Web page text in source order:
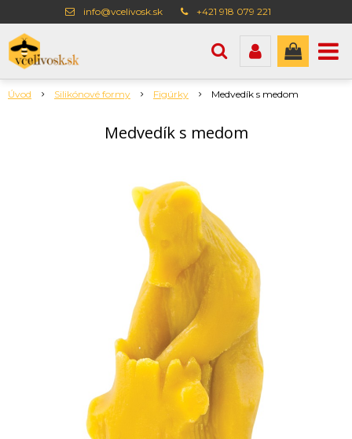
info@vcelivosk.sk +421 918 079 221
Úvod Silikónové formy Figúrky Medvedík s medom
Medvedík s medom